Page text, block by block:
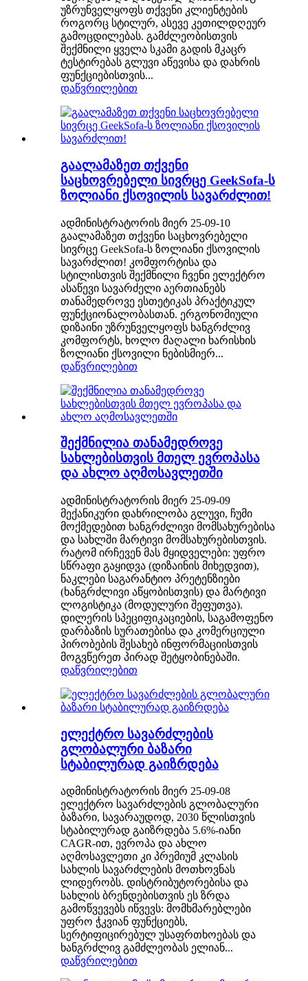
უზრუნველყოფს თქვენი კლიენტების
როგორც სტილურ, ასევე კეთილდღეურ
გამოცდილებას. გამძლეობისთვის
შექმნილი ყველა სკამი გადის მკაცრ
ტესტირებას გლუვი აწევისა და დახრის
ფუნქციებისთვის...
დაწვრილებით
გაალამაზეთ თქვენი
საცხოვრებელი სივრცე GeekSofa-ს
ზოლიანი ქსოვილის სავარძლით!
ადმინისტრატორის მიერ 25-09-10
გაალამაზეთ თქვენი საცხოვრებელი
სივრცე GeekSofa-ს ზოლიანი ქსოვილის
სავარძლით! კომფორტისა და
სტილისთვის შექმნილი ჩვენი ელექტრო
ასაწევი სავარძელი აერთიანებს
თანამედროვე ესთეტიკას პრაქტიკულ
ფუნქციონალობასთან. ერგონომიული
დიზაინი უზრუნველყოფს ხანგრძლივ
კომფორტს, ხოლო მაღალი ხარისხის
ზოლიანი ქსოვილი ნებისმიერ...
დაწვრილებით
შექმნილია თანამედროვე
სახლებისთვის მთელ ევროპასა
და ახლო აღმოსავლეთში
ადმინისტრატორის მიერ 25-09-09
მექანიკური დახრილობა გლუვი, ჩუმი
მოქმედებით ხანგრძლივი მომსახურებისა
და სახლში მარტივი მომსახურებისთვის.
რატომ ირჩევენ მას მყიდველები: უფრო
სწრაფი გაყიდვა (დიზაინის მიხედვით),
ნაკლები საგარანტიო პრეტენზიები
(ხანგრძლივი აწყობისთვის) და მარტივი
ლოგისტიკა (მოდულური შეფუთვა).
დილერის სპეციფიკაციების, საგამოფენო
დარბაზის სურათებისა და კომერციული
პირობების შესახებ ინფორმაციისთვის
მოგვწერეთ პირად შეტყობინებაში.
დაწვრილებით
ელექტრო სავარძლების
გლობალური ბაზარი
სტაბილურად გაიზრდება
ადმინისტრატორის მიერ 25-09-08
ელექტრო სავარძლების გლობალური
ბაზარი, სავარაუდოდ, 2030 წლისთვის
სტაბილურად გაიზრდება 5.6%-იანი
CAGR-ით, ევროპა და ახლო
აღმოსავლეთი კი პრემიუმ კლასის
სახლის სავარძლების მოთხოვნას
ლიდერობს. დისტრიბუტორებისა და
სახლის ბრენდებისთვის ეს ზრდა
გამოწვევებს იწვევს: მომხმარებლები
უფრო ჭკვიან ფუნქციებს,
სერტიფიცირებულ უსაფრთხოებას და
ხანგრძლივ გამძლეობას ელიან...
დაწვრილებით